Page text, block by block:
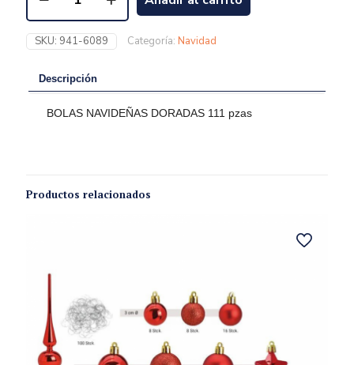
SKU: 941-6089 Categoría: Navidad
Descripción
BOLAS NAVIDEÑAS DORADAS 111 pzas
Productos relacionados